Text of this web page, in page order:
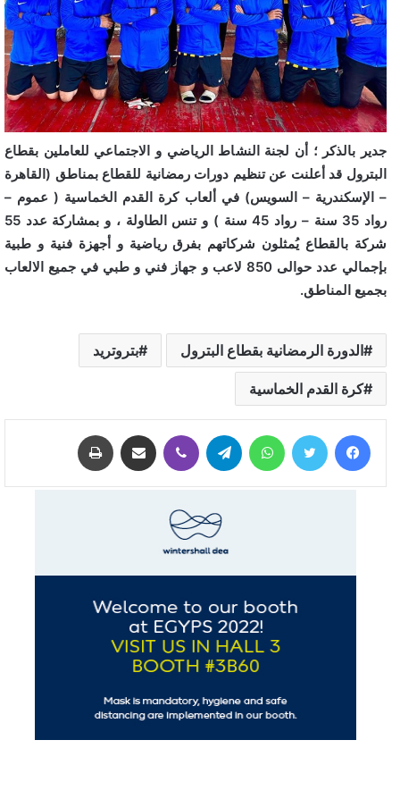
جدير بالذكر ؛ أن لجنة النشاط الرياضي و الاجتماعي للعاملين بقطاع
البترول قد أعلنت عن تنظيم دورات رمضانية للقطاع بمناطق (القاهرة
– الإسكندرية – السويس) في ألعاب كرة القدم الخماسية ( عموم –
رواد 35 سنة – رواد 45 سنة ) و تنس الطاولة ، و بمشاركة عدد 55
شركة بالقطاع يُمثلون شركاتهم بفرق رياضية و أجهزة فنية و طبية
بإجمالي عدد حوالى 850 لاعب و جهاز فني و طبي في جميع الالعاب
بجميع المناطق.
الدورة الرمضانية بقطاع البترول بتروتريد
كرة القدم الخماسية
فيسبوك تويتر واتساب تيلقرام ڤايبر مشاركة عبر البريد